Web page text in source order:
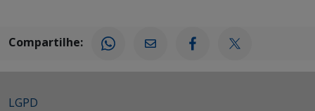
Compartilhe:
LGPD